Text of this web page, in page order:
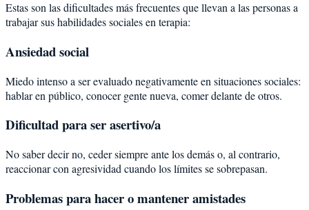
Estas son las dificultades más frecuentes que llevan a las personas a
trabajar sus habilidades sociales en terapia:
Ansiedad social
Miedo intenso a ser evaluado negativamente en situaciones sociales:
hablar en público, conocer gente nueva, comer delante de otros.
Dificultad para ser asertivo/a
No saber decir no, ceder siempre ante los demás o, al contrario,
reaccionar con agresividad cuando los límites se sobrepasan.
Problemas para hacer o mantener amistades